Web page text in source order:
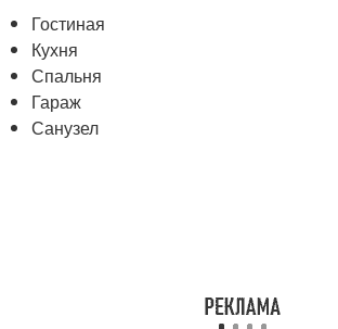
Гостиная
Кухня
Спальня
Гараж
Санузел